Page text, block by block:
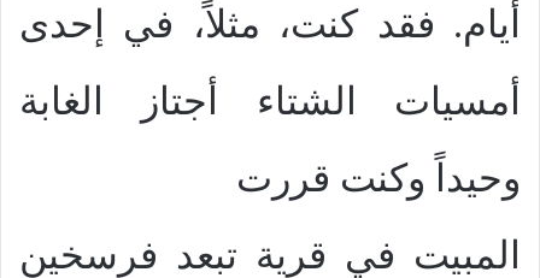
أيام. فقد كنت، مثلاً، في إحدى
أمسيات الشتاء أجتاز الغابة
وحيداً وكنت قررت
المبيت في قرية تبعد فرسخين